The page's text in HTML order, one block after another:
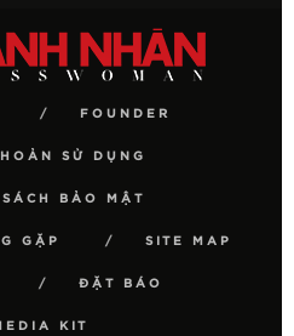
FOUNDER
SỬ DỤNG
BẢO MẬT
GẶP SITE MAP
ĐẶT BÁO
KIT